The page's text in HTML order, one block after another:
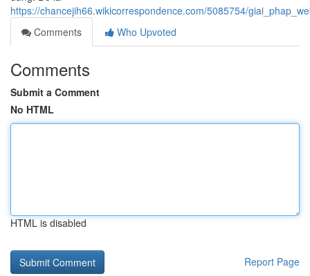
https://chancejih66.wikicorrespondence.com/5085754/
Comments
Who Upvoted
Comments
Submit a Comment
No HTML
HTML is disabled
Report Page